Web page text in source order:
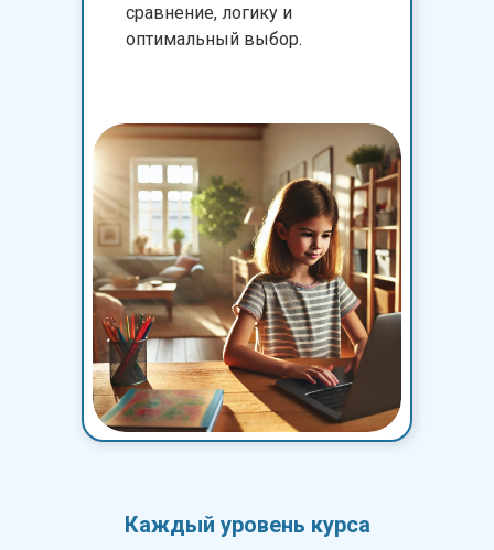
сравнение, логику и
оптимальный выбор.
Каждый уровень курса